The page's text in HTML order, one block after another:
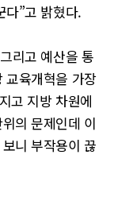
다”고 밝혔다.
리고 예산을 통
교육개혁을 가장
고 지방 차원에
의 문제인데 이
니 부작용이 끊